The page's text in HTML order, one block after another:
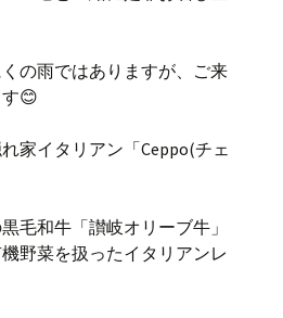
の雨ではありますが、ご来
😊
家イタリアン「Ceppo(チェ
毛和牛「讃岐オリーブ牛」
野菜を扱ったイタリアンレ